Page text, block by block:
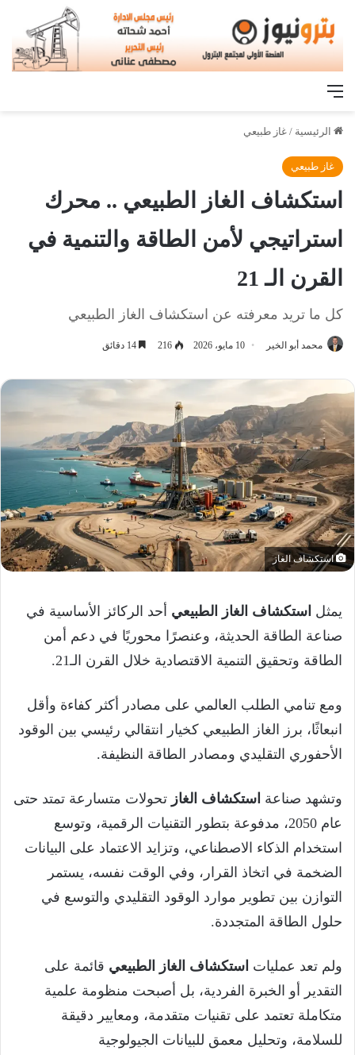
القائمة
الرئيسية / غاز طبيعي
غاز طبيعي
استكشاف الغاز الطبيعي .. محرك
استراتيجي لأمن الطاقة والتنمية في
القرن الـ 21
كل ما تريد معرفته عن استكشاف الغاز الطبيعي
محمد أبو الخير 10 مايو، 2026 216
استكشاف الغاز
يمثل استكشاف الغاز الطبيعي أحد الركائز الأساسية في
صناعة الطاقة الحديثة، وعنصرًا محوريًا في دعم أمن
الطاقة وتحقيق التنمية الاقتصادية خلال القرن الـ21.
ومع تنامي الطلب العالمي على مصادر أكثر كفاءة وأقل
انبعاثًا، برز الغاز الطبيعي كخيار انتقالي رئيسي بين الوقود
الأحفوري التقليدي ومصادر الطاقة النظيفة.
وتشهد صناعة استكشاف الغاز تحولات متسارعة تمتد حتى
عام 2050، مدفوعة بتطور التقنيات الرقمية، وتوسع
استخدام الذكاء الاصطناعي، وتزايد الاعتماد على البيانات
الضخمة في اتخاذ القرار، وفي الوقت نفسه، يستمر
التوازن بين تطوير موارد الوقود التقليدي والتوسع في
حلول الطاقة المتجددة.
ولم تعد عمليات استكشاف الغاز الطبيعي قائمة على
التقدير أو الخبرة الفردية، بل أصبحت منظومة علمية
متكاملة تعتمد على تقنيات متقدمة، ومعايير دقيقة
للسلامة، وتحليل معمق للبيانات الجيولوجية